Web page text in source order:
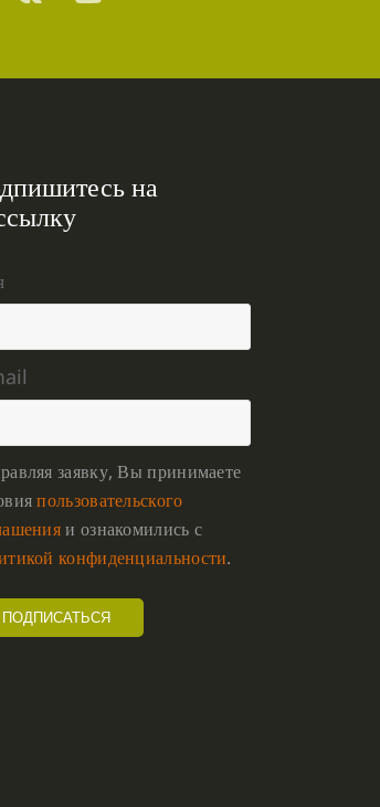
на
заявку, Вы принимаете
пользовательского
и ознакомились с
конфиденциальности.